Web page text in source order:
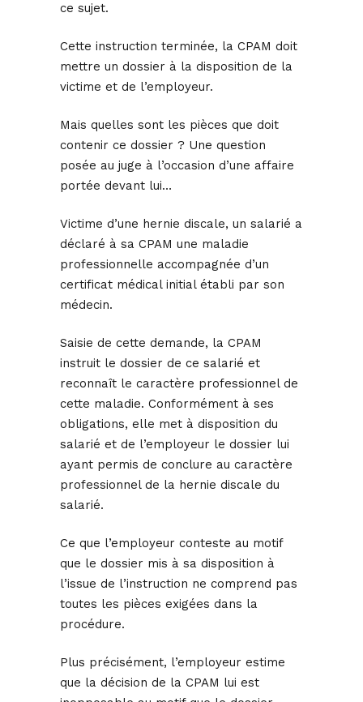
ce sujet.
Cette instruction terminée, la CPAM doit
mettre un dossier à la disposition de la
victime et de l’employeur.
Mais quelles sont les pièces que doit
contenir ce dossier ? Une question
posée au juge à l’occasion d’une affaire
portée devant lui…
Victime d’une hernie discale, un salarié a
déclaré à sa CPAM une maladie
professionnelle accompagnée d’un
certificat médical initial établi par son
médecin.
Saisie de cette demande, la CPAM
instruit le dossier de ce salarié et
reconnaît le caractère professionnel de
cette maladie. Conformément à ses
obligations, elle met à disposition du
salarié et de l’employeur le dossier lui
ayant permis de conclure au caractère
professionnel de la hernie discale du
salarié.
Ce que l’employeur conteste au motif
que le dossier mis à sa disposition à
l’issue de l’instruction ne comprend pas
toutes les pièces exigées dans la
procédure.
Plus précisément, l’employeur estime
que la décision de la CPAM lui est